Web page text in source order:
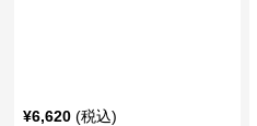
¥6,620 (税込)